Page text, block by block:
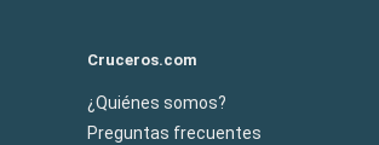
Cruceros.com
¿Quiénes somos?
Preguntas frecuentes